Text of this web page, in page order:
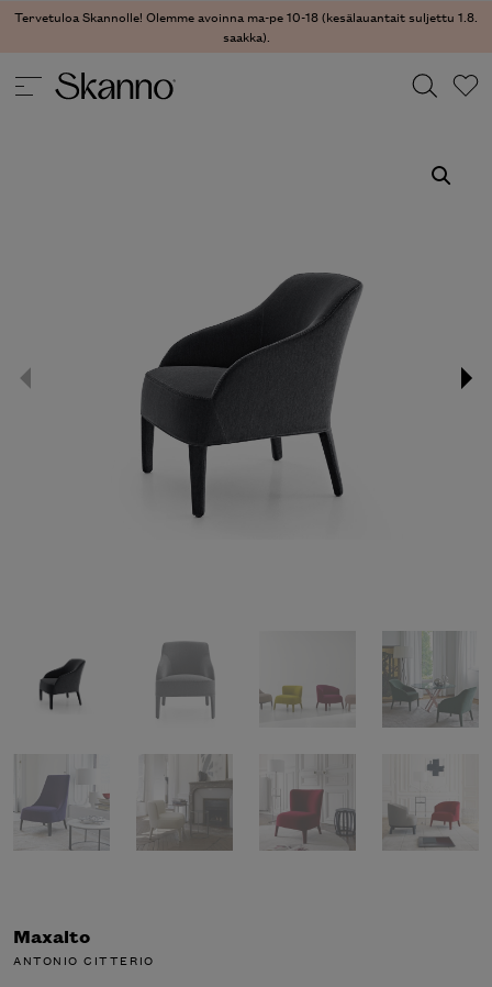
Tervetuloa Skannolle! Olemme avoinna ma-pe 10-18 (kesälauantait suljettu 1.8.
saakka).
Maxalto
ANTONIO CITTERIO